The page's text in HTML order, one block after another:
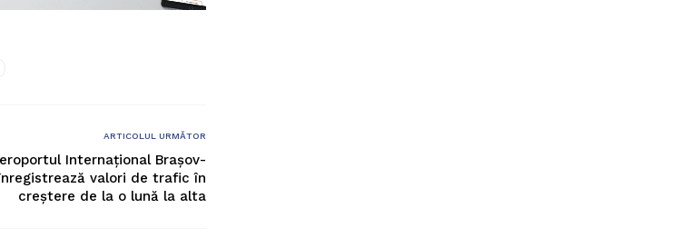
ARTICOLUL URMĂTOR
Internaţional Braşov-
valori de trafic în
creştere de la o lună la alta